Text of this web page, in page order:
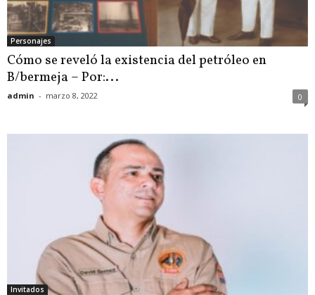
Personajes
Cómo se reveló la existencia del petróleo en
B/bermeja – Por:...
admin - marzo 8, 2022 0
Invitados